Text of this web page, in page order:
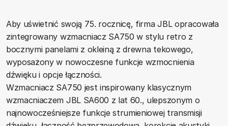
Aby uświetnić swoją 75. rocznicę, firma JBL opracowała
zintegrowany wzmacniacz SA750 w stylu retro z
bocznymi panelami z okleiną z drewna tekowego,
wyposażony w nowoczesne funkcje wzmocnienia
dźwięku i opcje łączności.
Wzmacniacz SA750 jest inspirowany klasycznym
wzmacniaczem JBL SA600 z lat 60., ulepszonym o
najnowocześniejsze funkcje strumieniowej transmisji